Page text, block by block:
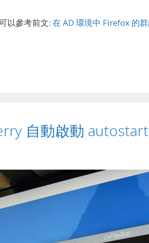
以參考前文: 在 AD 環境中 Firefox 的
自動啟動 autostart